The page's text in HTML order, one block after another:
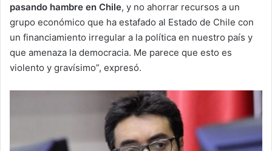
pasando hambre en Chile, y no ahorrar recursos a un
grupo económico que ha estafado al Estado de Chile con
un financiamiento irregular a la política en nuestro país y
que amenaza la democracia. Me parece que esto es
violento y gravísimo”, expresó.